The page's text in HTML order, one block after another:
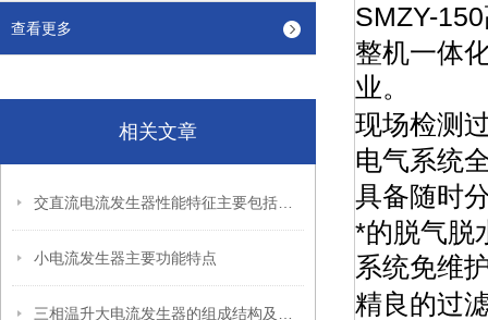
查看更多
相关文章
小电流发生器主要功能特点
SMZY-
整机一体
业。
现场检测
电气系统
具备随时
*的脱气脱
系统免维
精良的过